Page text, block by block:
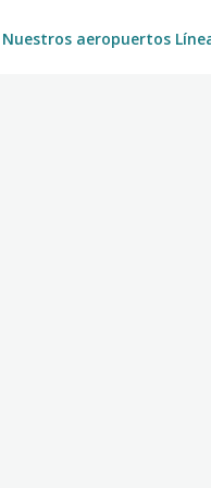
Nuestros aeropuertos